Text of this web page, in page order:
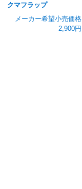
クマフラップ
メーカー希望小売価格
2,900円